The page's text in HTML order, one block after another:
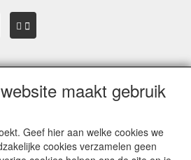
Giessendam
maakt gebruik
Geef hier aan welke cookies we
cookies verzamelen geen